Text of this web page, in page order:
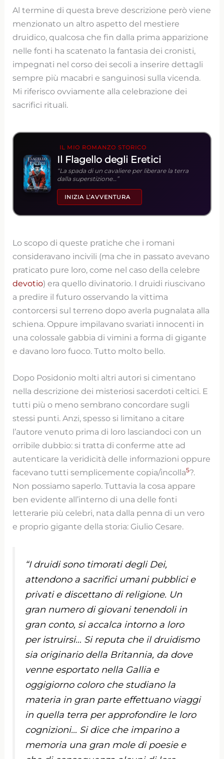
Al termine di questa breve descrizione però viene
menzionato un altro aspetto del mestiere
druidico, qualcosa che fin dalla prima apparizione
nelle fonti ha scatenato la fantasia dei cronisti,
impegnati nel corso dei secoli a inserire dettagli
sempre più macabri e sanguinosi sulla vicenda.
Mi riferisco ovviamente alla celebrazione dei
sacrifici rituali.
IL MIO ROMANZO STORICO
Il Flagello degli Eretici
“La spada di un cavaliere per liberare la terra
dalla superstizione…”
INIZIA L’AVVENTURA
Lo scopo di queste pratiche che i romani
consideravano incivili (ma che in passato avevano
praticato pure loro, come nel caso della celebre
devotio) era quello divinatorio. I druidi riuscivano
a predire il futuro osservando la vittima
contorcersi sul terreno dopo averla pugnalata alla
schiena. Oppure impilavano svariati innocenti in
una colossale gabbia di vimini a forma di gigante
e davano loro fuoco. Tutto molto bello.
Dopo Posidonio molti altri autori si cimentano
nella descrizione dei misteriosi sacerdoti celtici. E
tutti più o meno sembrano concordare sugli
stessi punti. Anzi, spesso si limitano a citare
l’autore venuto prima di loro lasciandoci con un
orribile dubbio: si tratta di conferme atte ad
autenticare la veridicità delle informazioni oppure
facevano tutti semplicemente copia/incolla5?.
Non possiamo saperlo. Tuttavia la cosa appare
ben evidente all’interno di una delle fonti
letterarie più celebri, nata dalla penna di un vero
e proprio gigante della storia: Giulio Cesare.
“I druidi sono timorati degli Dei,
attendono a sacrifici umani pubblici e
privati e discettano di religione. Un
gran numero di giovani tenendoli in
gran conto, si accalca intorno a loro
per istruirsi… Si reputa che il druidismo
sia originario della Britannia, da dove
venne esportato nella Gallia e
oggigiorno coloro che studiano la
materia in gran parte effettuano viaggi
in quella terra per approfondire le loro
cognizioni… Si dice che imparino a
memoria una gran mole di poesie e